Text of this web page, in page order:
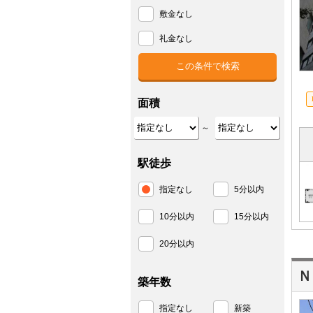
敷金なし
礼金なし
面積
～
駅徒歩
指定なし 5分以内
10分以内 15分以内
20分以内
築年数
指定なし 新築